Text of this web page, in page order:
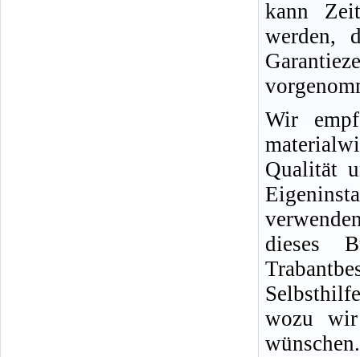
kann
werden,
Wir
Qualität
dieses
wozu
wünschen.